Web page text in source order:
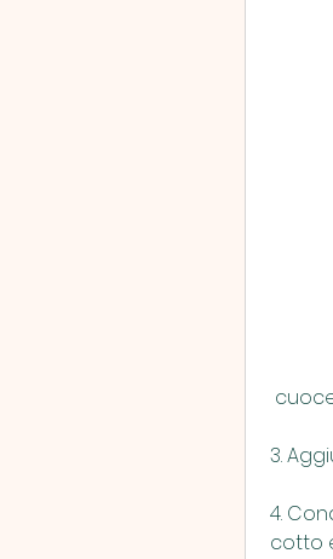
3.
4.
cotto